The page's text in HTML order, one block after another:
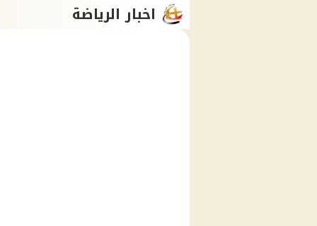
اخبار الرياضة